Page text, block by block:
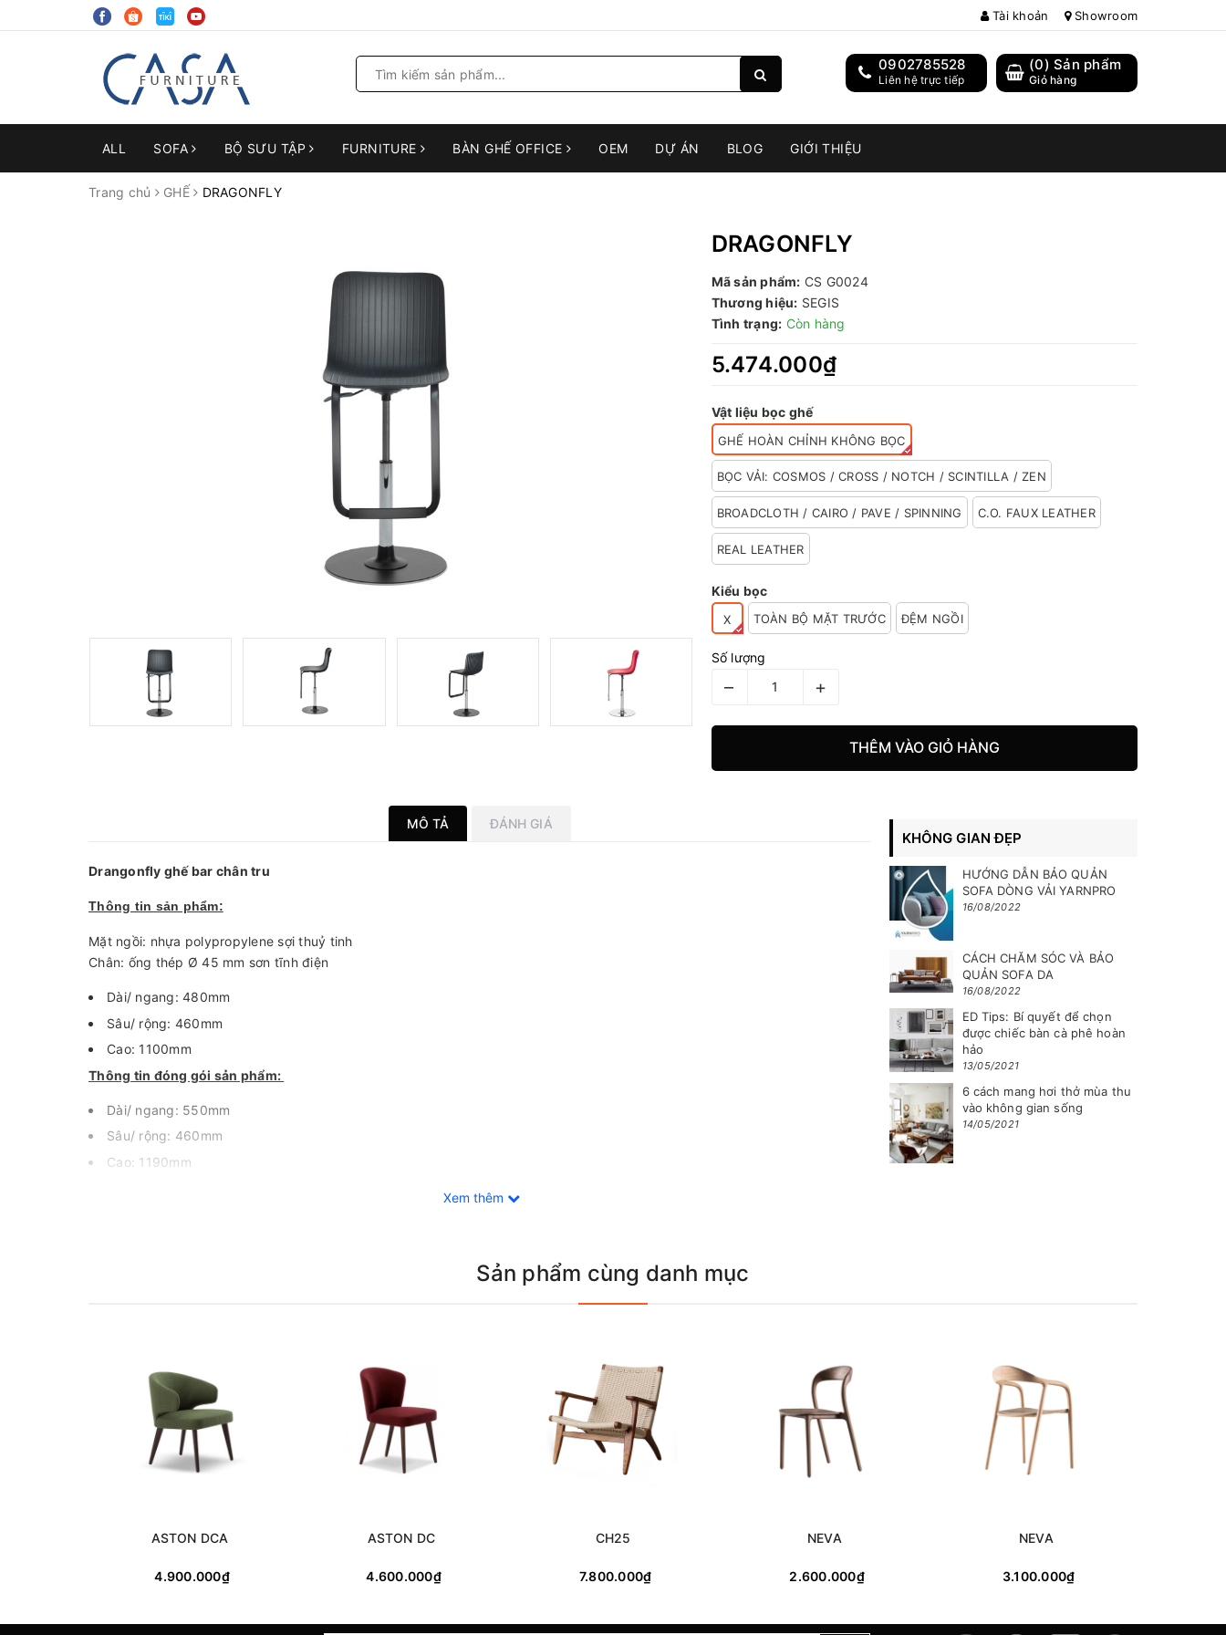
Tài khoản Showroom
(0) Sản phẩm
Giỏ hàng
0902785528
Liên hệ trực tiếp
ALL SOFA BỘ SƯU TẬP FURNITURE BÀN GHẾ OFFICE OEM DỰ ÁN BLOG GIỚI THIỆU
Trang chủ GHẾ DRAGONFLY
DRAGONFLY
Mã sản phẩm: CS G0024
Thương hiệu: SEGIS
Tình trạng: Còn hàng
5.474.000₫
Vật liệu bọc ghế
GHẾ HOÀN CHỈNH KHÔNG BỌC
BỌC VẢI: COSMOS / CROSS / NOTCH / SCINTILLA / ZEN
BROADCLOTH / CAIRO / PAVE / SPINNING C.O. FAUX LEATHER
REAL LEATHER
Kiểu bọc
X TOÀN BỘ MẶT TRƯỚC ĐỆM NGỒI
Số lượng
– +
THÊM VÀO GIỎ HÀNG
MÔ TẢ ĐÁNH GIÁ
Drangonfly ghế bar chân tru
Thông tin sản phẩm:
Mặt ngồi: nhựa polypropylene sợi thuỷ tinh
Chân: ống thép Ø 45 mm sơn tĩnh điện
Dài/ ngang: 480mm
Sâu/ rộng: 460mm
Cao: 1100mm
Thông tin đóng gói sản phẩm:
Dài/ ngang: 550mm
Sâu/ rộng: 460mm
Cao: 1190mm
Xem thêm
KHÔNG GIAN ĐẸP
HƯỚNG DẪN BẢO QUẢN
SOFA DÒNG VẢI YARNPRO
16/08/2022
CÁCH CHĂM SÓC VÀ BẢO
QUẢN SOFA DA
16/08/2022
ED Tips: Bí quyết để chọn
được chiếc bàn cà phê hoàn
hảo
13/05/2021
6 cách mang hơi thở mùa thu
vào không gian sống
14/05/2021
Sản phẩm cùng danh mục
ASTON DCA
4.900.000₫
ASTON DC
4.600.000₫
CH25
7.800.000₫
NEVA
2.600.000₫
NEVA
3.100.000₫